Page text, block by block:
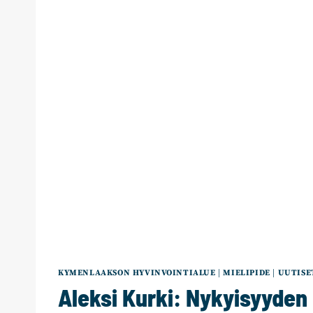
KYMENLAAKSON HYVINVOINTIALUE |MIELIPIDE |
Aleksi Kurki: Nykyisyyden